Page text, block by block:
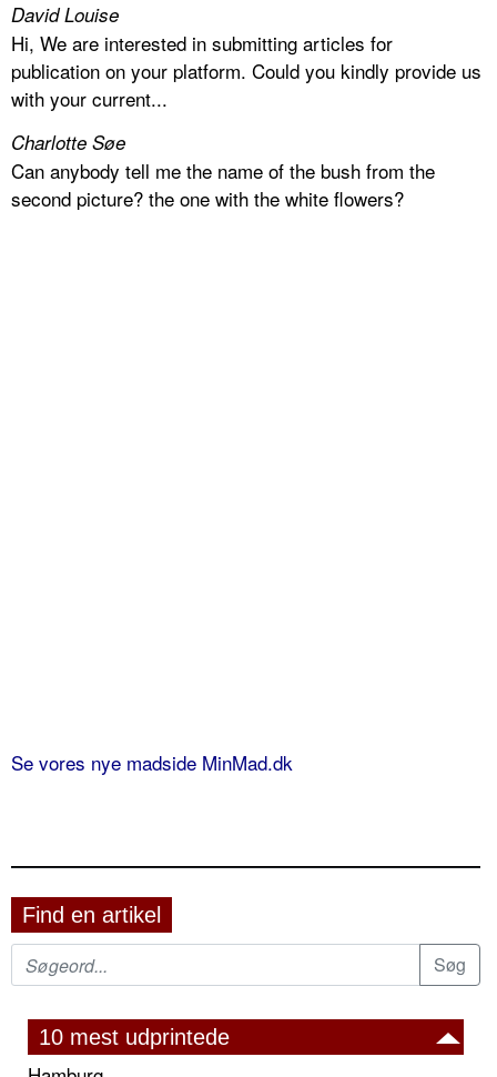
David Louise
Hi, We are interested in submitting articles for
publication on your platform. Could you kindly provide us
with your current...
Charlotte Søe
Can anybody tell me the name of the bush from the
second picture? the one with the white flowers?
Se vores nye madside MinMad.dk
Find en artikel
10 mest udprintede